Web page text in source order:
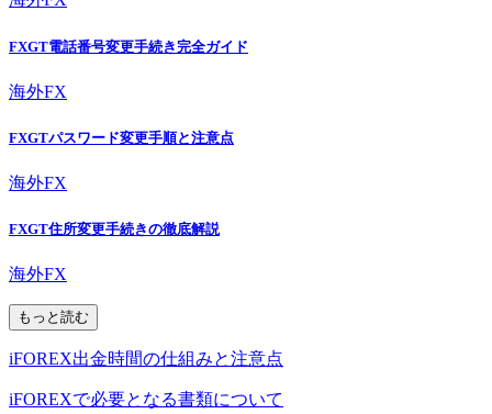
FXGT電話番号変更手続き完全ガイド
海外FX
FXGTパスワード変更手順と注意点
海外FX
FXGT住所変更手続きの徹底解説
海外FX
もっと読む
iFOREX出金時間の仕組みと注意点
iFOREXで必要となる書類について